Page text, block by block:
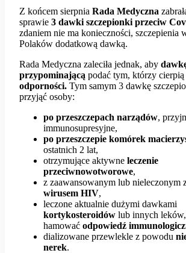
Z końcem sierpnia Rada Medyczna
sprawie 3 dawki szczepionki przeciw
zdaniem nie ma konieczności, szczepienia
Polaków dodatkową dawką.
Rada Medyczna zaleciła jednak, aby
przypominającą podać tym, którzy cierpią
odporności. Tym samym 3 dawkę
przyjąć osoby:
po przeszczepach narządów,
immunosupresyjne,
po przeszczepie komórek
ostatnich 2 lat,
otrzymujące aktywne leczenie
przeciwnowotworowe,
z zaawansowanym lub nieleczonym
wirusem HIV,
leczone aktualnie dużymi dawkami
kortykosteroidów lub innych
hamować odpowiedź
dializowane przewlekle z powodu
nerek.